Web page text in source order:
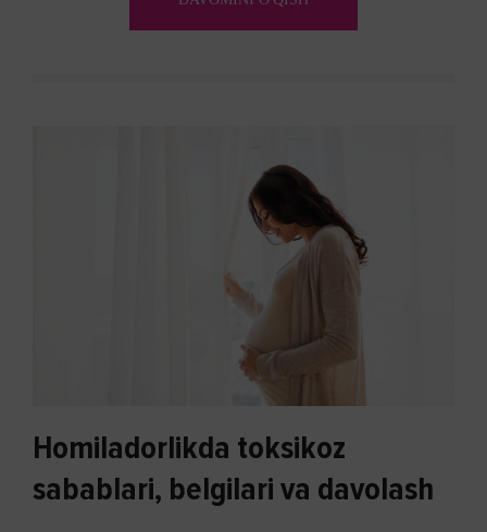
Homiladorlikda toksikoz
sabablari, belgilari va davolash